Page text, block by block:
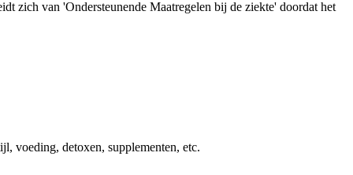
zich van 'Ondersteunende Maatregelen bij de ziekte' doordat het
voeding, detoxen, supplementen, etc.